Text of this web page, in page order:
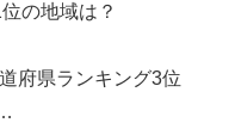
の地域は？
府県ランキング3位